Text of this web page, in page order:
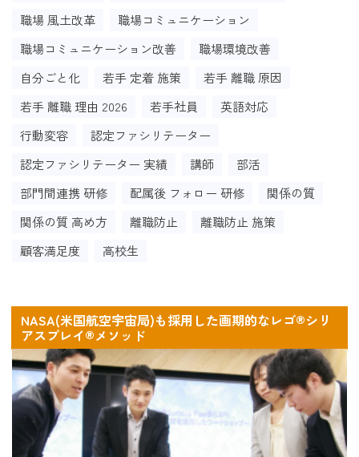
職場 風土改革
職場コミュニケーション
職場コミュニケーション改善
職場環境改善
自分ごと化
若手 定着 施策
若手 離職 原因
若手 離職 理由 2026
若手社員
英語対応
行動変容
認定ファシリテーター
認定ファシリテーター 実績
講師
部活
部門間連携 研修
配属後 フォロー 研修
関係の質
関係の質 高め方
離職防止
離職防止 施策
顧客満足度
高校生
NASA(米国航空宇宙局)も採用した画期的なレゴ®シリ
アスプレイ®メソッド